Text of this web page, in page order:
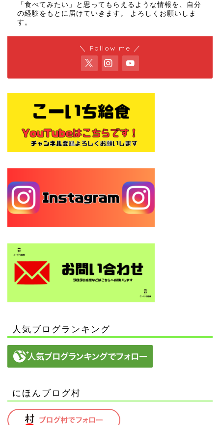
「食べてみたい」と思ってもらえるような情報を、自分
の経験をもとに届けていきます。 よろしくお願いしま
す。
＼ Follow me ／
人気ブログランキング
にほんブログ村